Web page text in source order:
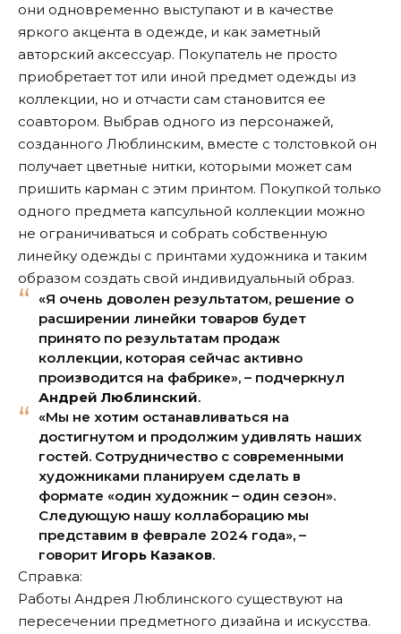
они одновременно выступают и в качестве
яркого акцента в одежде, и как заметный
авторский аксессуар. Покупатель не просто
приобретает тот или иной предмет одежды из
коллекции, но и отчасти сам становится ее
соавтором. Выбрав одного из персонажей,
созданного Люблинским, вместе с толстовкой он
получает цветные нитки, которыми может сам
пришить карман с этим принтом. Покупкой только
одного предмета капсульной коллекции можно
не ограничиваться и собрать собственную
линейку одежды с принтами художника и таким
образом создать свой индивидуальный образ.
«Я очень доволен результатом, решение о
расширении линейки товаров будет
принято по результатам продаж
коллекции, которая сейчас активно
производится на фабрике», – подчеркнул
Андрей Люблинский.
«Мы не хотим останавливаться на
достигнутом и продолжим удивлять наших
гостей. Сотрудничество с современными
художниками планируем сделать в
формате «один художник – один сезон».
Следующую нашу коллаборацию мы
представим в феврале 2024 года», –
говорит Игорь Казаков.
Справка:
Работы Андрея Люблинского существуют на
пересечении предметного дизайна и искусства.